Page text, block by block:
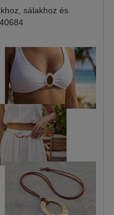
sálakhoz és